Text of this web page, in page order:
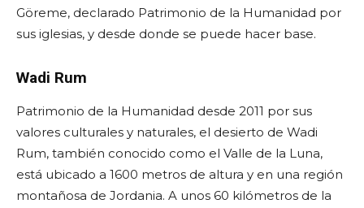
Göreme, declarado Patrimonio de la Humanidad por
sus iglesias, y desde donde se puede hacer base.
Wadi Rum
Patrimonio de la Humanidad desde 2011 por sus
valores culturales y naturales, el desierto de Wadi
Rum, también conocido como el Valle de la Luna,
está ubicado a 1600 metros de altura y en una región
montañosa de Jordania. A unos 60 kilómetros de la